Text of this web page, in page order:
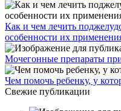
Как и чем лечить
особенности их
Мочегонные препараты
Чем помочь ребенку, у
Свежие публикации